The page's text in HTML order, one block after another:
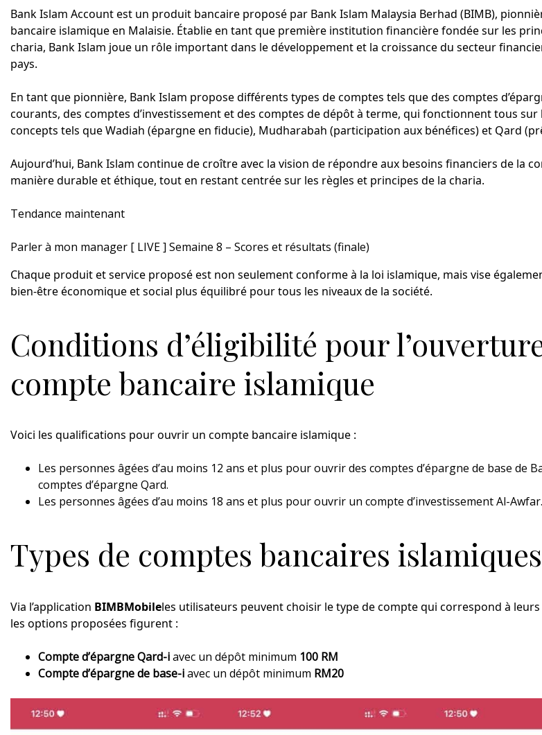
Bank Islam Account est un produit bancaire proposé par Bank Islam Malaysia Berhad (BIMB),
bancaire islamique en Malaisie. Établie en tant que première institution financière fondée sur les
charia, Bank Islam joue un rôle important dans le développement et la croissance du secteur
pays.
En tant que pionnière, Bank Islam propose différents types de comptes tels que des comptes
courants, des comptes d’investissement et des comptes de dépôt à terme, qui fonctionnent tous sur
concepts tels que Wadiah (épargne en fiducie), Mudharabah (participation aux bénéfices) et Qard
Aujourd’hui, Bank Islam continue de croître avec la vision de répondre aux besoins financiers de la
manière durable et éthique, tout en restant centrée sur les règles et principes de la charia.
Tendance maintenant
Parler à mon manager [ LIVE ] Semaine 8 – Scores et résultats (finale)
Chaque produit et service proposé est non seulement conforme à la loi islamique, mais vise
bien-être économique et social plus équilibré pour tous les niveaux de la société.
Conditions d’éligibilité pour
compte bancaire islamique
Voici les qualifications pour ouvrir un compte bancaire islamique :
Les personnes âgées d’au moins 12 ans et plus pour ouvrir des comptes d’épargne de base de
comptes d’épargne Qard.
Les personnes âgées d’au moins 18 ans et plus pour ouvrir un compte d’investissement Al-Awfar.
Types de comptes bancaires islamiques
Via l’application BIMBMobileles utilisateurs peuvent choisir le type de compte qui correspond à
les options proposées figurent :
Compte d’épargne Qard-iavec un dépôt minimum 100 RM
Compte d’épargne de base-iavec un dépôt minimum RM20